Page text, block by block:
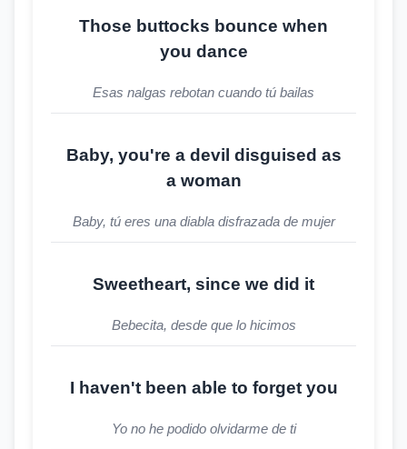
Those buttocks bounce when
you dance
Esas nalgas rebotan cuando tú bailas
Baby, you're a devil disguised as
a woman
Baby, tú eres una diabla disfrazada de mujer
Sweetheart, since we did it
Bebecita, desde que lo hicimos
I haven't been able to forget you
Yo no he podido olvidarme de ti